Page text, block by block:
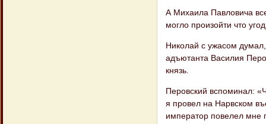
А Михаила Павловича
могло про​изойти что
Николай с ужасом
адъютанта Василия
князь.
Перовский вспоминал:
я провел на Нарвском
император повелел мне